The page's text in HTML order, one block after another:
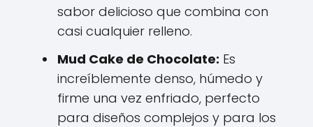
sabor delicioso que combina con
casi cualquier relleno.
Mud Cake de Chocolate: Es
increíblemente denso, húmedo y
firme una vez enfriado, perfecto
para diseños complejos y para los